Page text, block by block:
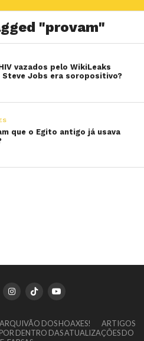
"provam"
vazados pelo WikiLeaks
Steve Jobs era soropositivo?
que o Egito antigo já usava
ARQUIVÃO DOS HOAXES!
ARTIGOS
DENTRO DAS ATUALIZAÇÕES DO